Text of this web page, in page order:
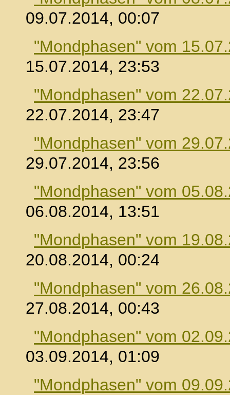
09.07.2014, 00:07
"Mondphasen" vom
15.07.2014, 23:53
"Mondphasen" vom
22.07.2014, 23:47
"Mondphasen" vom
29.07.2014, 23:56
"Mondphasen" vom
06.08.2014, 13:51
"Mondphasen" vom
20.08.2014, 00:24
"Mondphasen" vom
27.08.2014, 00:43
"Mondphasen" vom
03.09.2014, 01:09
"Mondphasen" vom